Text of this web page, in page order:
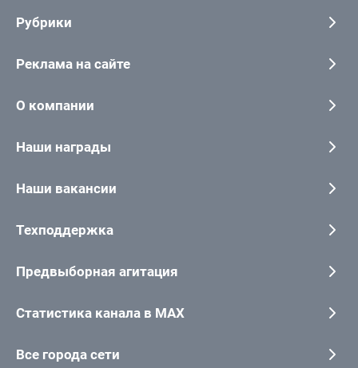
Рубрики
Реклама на сайте
О компании
Наши награды
Наши вакансии
Техподдержка
Предвыборная агитация
Статистика канала в MAX
Все города сети